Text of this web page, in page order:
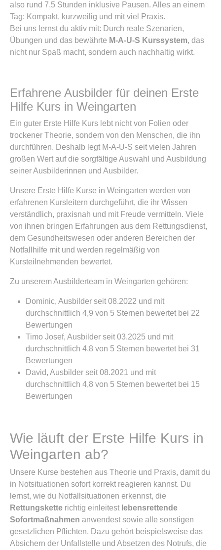
also rund 7,5 Stunden inklusive Pausen. Alles an einem
Tag: Kompakt, kurzweilig und mit viel Praxis.
Bei uns lernst du aktiv mit: Durch reale Szenarien,
Übungen und das bewährte M-A-U-S Kurssystem, das
nicht nur Spaß macht, sondern auch nachhaltig wirkt.
Erfahrene Ausbilder für deinen Erste
Hilfe Kurs in Weingarten
Ein guter Erste Hilfe Kurs lebt nicht von Folien oder
trockener Theorie, sondern von den Menschen, die ihn
durchführen. Deshalb legt M-A-U-S seit vielen Jahren
großen Wert auf die sorgfältige Auswahl und Ausbildung
seiner Ausbilderinnen und Ausbilder.
Unsere Erste Hilfe Kurse in Weingarten werden von
erfahrenen Kursleitern durchgeführt, die ihr Wissen
verständlich, praxisnah und mit Freude vermitteln. Viele
von ihnen bringen Erfahrungen aus dem Rettungsdienst,
dem Gesundheitswesen oder anderen Bereichen der
Notfallhilfe mit und werden regelmäßig von
Kursteilnehmenden bewertet.
Zu unserem Ausbilderteam in Weingarten gehören:
Dominic, Ausbilder seit 08.2022 und mit
durchschnittlich 4,9 von 5 Sternen bewertet bei 22
Bewertungen
Timo Josef, Ausbilder seit 03.2025 und mit
durchschnittlich 4,8 von 5 Sternen bewertet bei 31
Bewertungen
David, Ausbilder seit 08.2021 und mit
durchschnittlich 4,8 von 5 Sternen bewertet bei 15
Bewertungen
Wie läuft der Erste Hilfe Kurs in
Weingarten ab?
Unsere Kurse bestehen aus Theorie und Praxis, damit du
in Notsituationen sofort korrekt reagieren kannst. Du
lernst, wie du Notfallsituationen erkennst, die
Rettungskette richtig einleitest lebensrettende
Sofortmaßnahmen anwendest sowie alle sonstigen
gesetzlichen Pflichten. Dazu gehört beispielsweise das
Absichern der Unfallstelle und Absetzen des Notrufs, die